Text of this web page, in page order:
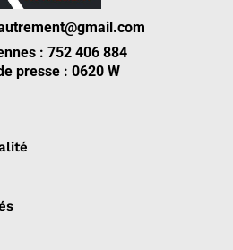
: 752 406 884
presse : 0620 W